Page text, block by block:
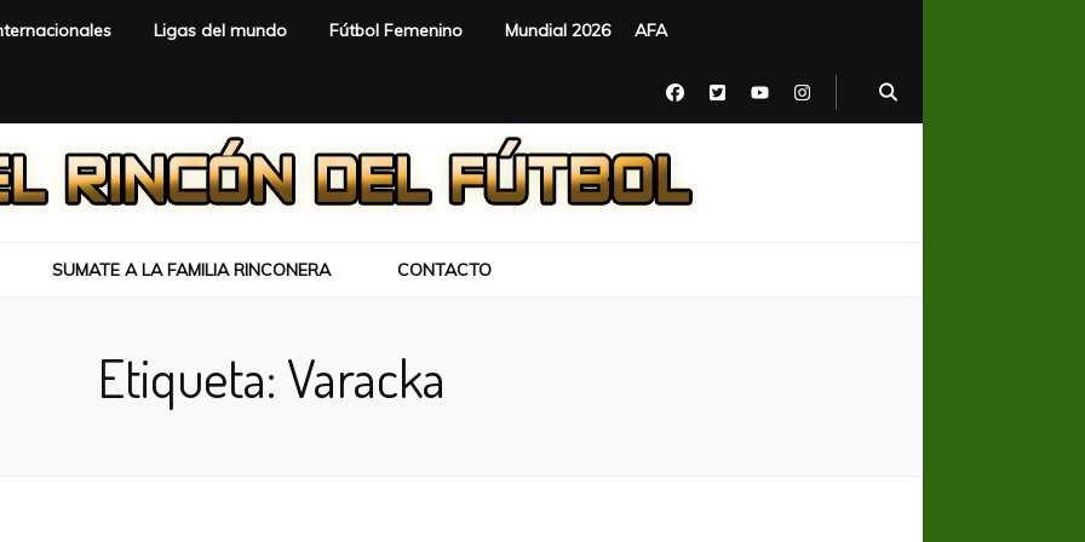
Ligas del mundo Fútbol Femenino Mundial 2026 AFA
SUMATE A LA FAMILIA RINCONERA CONTACTO
Etiqueta: Varacka